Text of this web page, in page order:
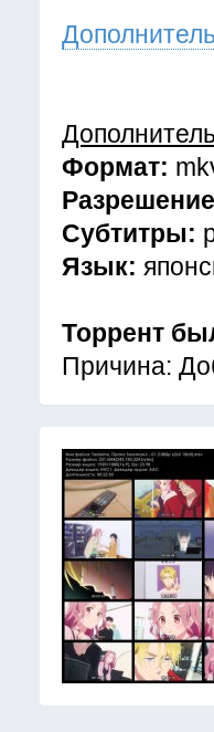
Формат:
Субтитры:
Язык:
Торрент
Причина: